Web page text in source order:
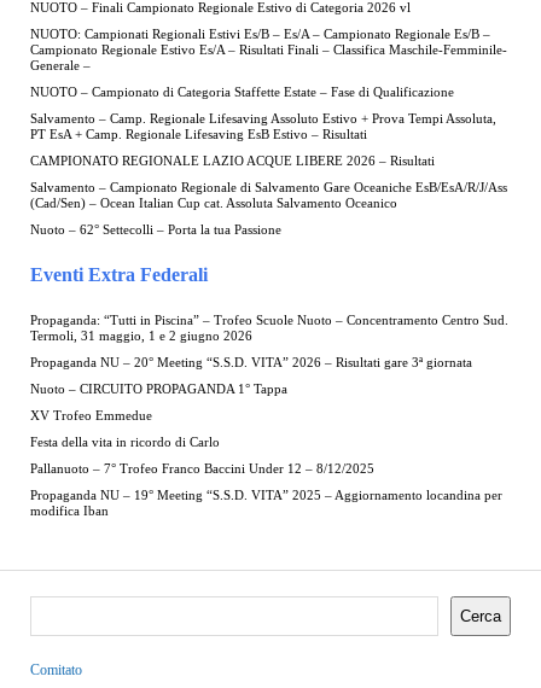
NUOTO – Finali Campionato Regionale Estivo di Categoria 2026 vl
NUOTO: Campionati Regionali Estivi Es/B – Es/A – Campionato Regionale Es/B –
Campionato Regionale Estivo Es/A – Risultati Finali – Classifica Maschile-Femminile-
Generale –
NUOTO – Campionato di Categoria Staffette Estate – Fase di Qualificazione
Salvamento – Camp. Regionale Lifesaving Assoluto Estivo + Prova Tempi Assoluta,
PT EsA + Camp. Regionale Lifesaving EsB Estivo – Risultati
CAMPIONATO REGIONALE LAZIO ACQUE LIBERE 2026 – Risultati
Salvamento – Campionato Regionale di Salvamento Gare Oceaniche EsB/EsA/R/J/Ass
(Cad/Sen) – Ocean Italian Cup cat. Assoluta Salvamento Oceanico
Nuoto – 62° Settecolli – Porta la tua Passione
Eventi Extra Federali
Propaganda: “Tutti in Piscina” – Trofeo Scuole Nuoto – Concentramento Centro Sud.
Termoli, 31 maggio, 1 e 2 giugno 2026
Propaganda NU – 20° Meeting “S.S.D. VITA” 2026 – Risultati gare 3ª giornata
Nuoto – CIRCUITO PROPAGANDA 1° Tappa
XV Trofeo Emmedue
Festa della vita in ricordo di Carlo
Pallanuoto – 7° Trofeo Franco Baccini Under 12 – 8/12/2025
Propaganda NU – 19° Meeting “S.S.D. VITA” 2025 – Aggiornamento locandina per
modifica Iban
Cerca
Comitato